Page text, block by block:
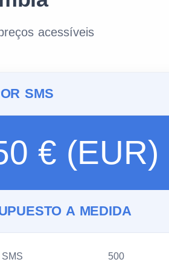
acessíveis
SMS
€ (EUR)
A MEDIDA
500